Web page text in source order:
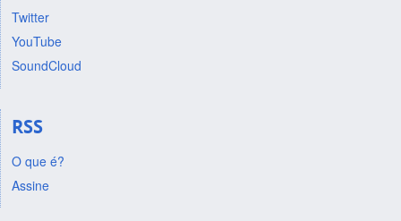
Twitter
YouTube
SoundCloud
RSS
O que é?
Assine